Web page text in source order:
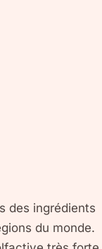
des ingrédients
du monde.